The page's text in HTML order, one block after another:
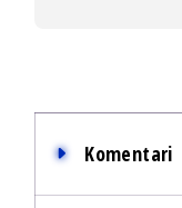
Komentari